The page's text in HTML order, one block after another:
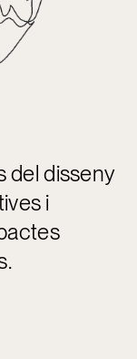
del disseny
i